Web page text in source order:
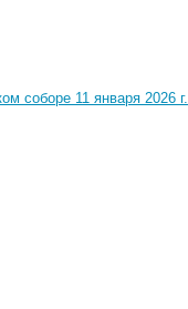
соборе 11 января 2026 г.